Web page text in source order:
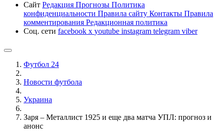
Сайт Редакция Прогнозы Политика
конфиденциальности Правила сайту Контакты Правила
комментирования Редакционная политика
Соц. сети facebook x youtube instagram telegram viber
Футбол 24
Новости футбола
Украина
Заря – Металлист 1925 и еще два матча УПЛ: прогноз и
анонс